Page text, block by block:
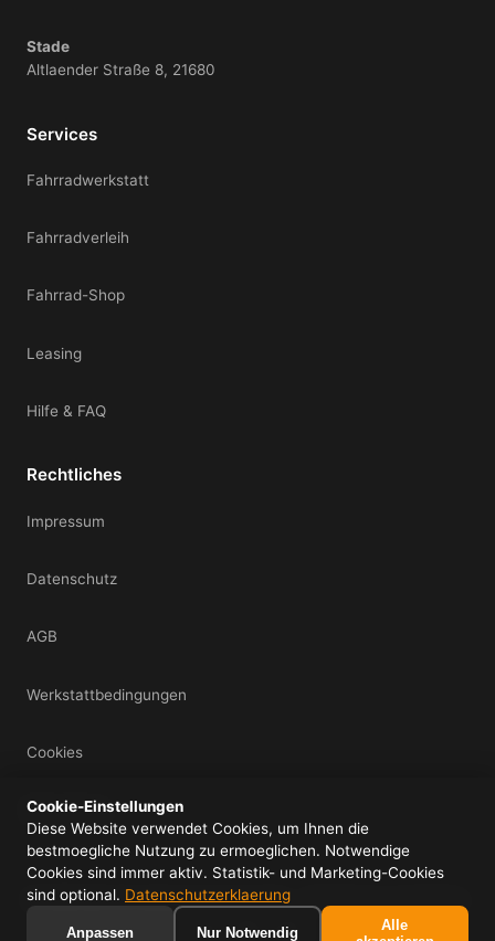
Stade
Altlaender Straße 8, 21680
Services
Fahrradwerkstatt
Fahrradverleih
Fahrrad-Shop
Leasing
Hilfe & FAQ
Rechtliches
Impressum
Datenschutz
AGB
Werkstattbedingungen
Cookies
Mein Konto
© 2026 IDS UG (haftungsbeschraenkt) - Alle Rechte vorbehalten.
f ig yt
Cookie-Einstellungen
Diese Website verwendet Cookies, um Ihnen die
bestmoegliche Nutzung zu ermoeglichen. Notwendige
Cookies sind immer aktiv. Statistik- und Marketing-Cookies
sind optional. Datenschutzerklaerung
Anpassen Nur Notwendig
Alle